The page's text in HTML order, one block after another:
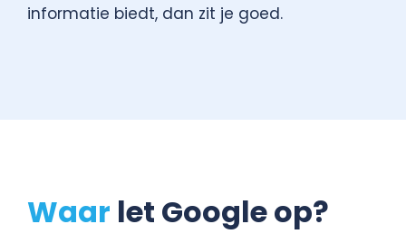
informatie biedt, dan zit je goed.
Waar let Google op?